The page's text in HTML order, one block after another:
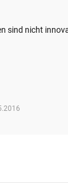
sind nicht